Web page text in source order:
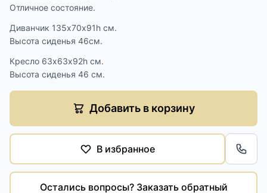
Отличное состояние.
Диванчик 135х70х91h см.
Высота сиденья 46см.
Кресло 63х63х92h см.
Высота сиденья 46 см.
Добавить в корзину
В избранное
Остались вопросы? Заказать обратный